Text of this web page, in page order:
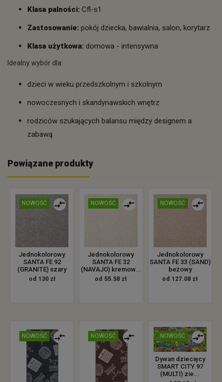
Klasa palności: Cfl-s1
Zastosowanie: pokój dziecka, bawialnia, salon, korytarz
Klasa użytkowa: domowa - intensywna
Idealny wybór dla:
dzieci w wieku przedszkolnym i szkolnym
nowoczesnych i skandynawskich wnętrz
rodziców szukających balansu między designem a
zabawą
Powiązane produkty
NOWOŚĆ
Jednokolorowy
SANTA FE 92
(GRANITE) szary
od 130 zł
NOWOŚĆ
Jednokolorowy
SANTA FE 32
(NAVAJO) kremow...
od 55.58 zł
NOWOŚĆ
Jednokolorowy
SANTA FE 33 (SAND)
beżowy
od 127.08 zł
NOWOŚĆ NOWOŚĆ NOWOŚĆ
Dywan dziecięcy
SMART CITY 97
(MULTI) zie...